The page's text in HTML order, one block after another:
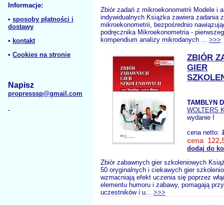
Informacje:
• sposoby płatności i
dostawy
• kontakt
• Cookies na stronie
Napisz
propresssp@gmail.com
Zbiór zadań z mikroekonometrii Modele i
indywidualnych Książka zawiera zadania z
mikroekonometrii, bezpośrednio
podręcznika Mikroekonometria -
kompendium analizy mikrodanych ... >>>
ZBIÓR
GIER
TAMBLYN
WOLTERS
wydanie I
cena netto:
cena
dodaj do
Zbiór zabawnych gier szkoleniowych
50 oryginalnych i ciekawych gier
wzmacniają efekt uczenia się poprzez
elementu humoru i zabawy, pomagają
uczestników i u... >>>